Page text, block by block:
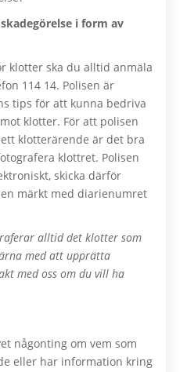
i form av
klotter ska du alltid anmäla
114 14. Polisen är
tips för att kunna bedriva
klotter. För att polisen
klotterärende är det bra
klottret. Polisen
skicka därför
märkt med diarienumret
alltid det klotter som
med att upprätta
med oss om du vill ha
någonting om vem som
eller har information kring